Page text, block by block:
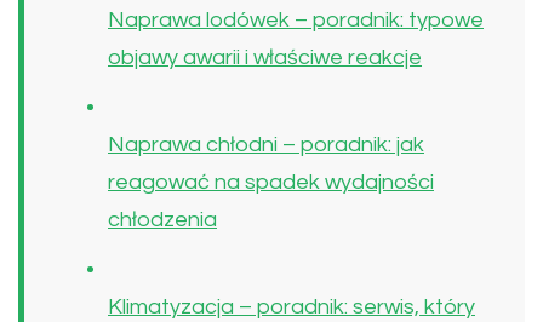
Naprawa lodówek – poradnik: typowe
objawy awarii i właściwe reakcje
Naprawa chłodni – poradnik: jak
reagować na spadek wydajności
chłodzenia
Klimatyzacja – poradnik: serwis, który